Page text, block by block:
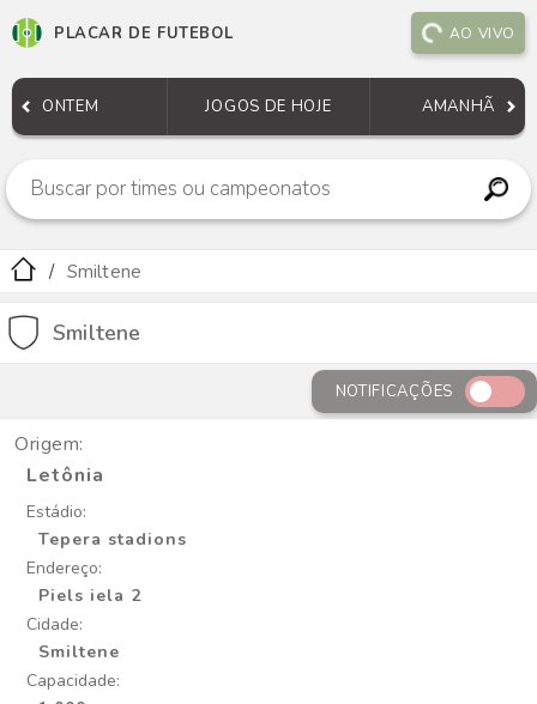
PLACAR DE FUTEBOL AO VIVO
ONTEM JOGOS DE HOJE AMANHÃ
Smiltene
Smiltene
NOTIFICAÇÕES
Origem:
Letônia
Estádio:
Tepera stadions
Endereço:
Piels iela 2
Cidade:
Smiltene
Capacidade: